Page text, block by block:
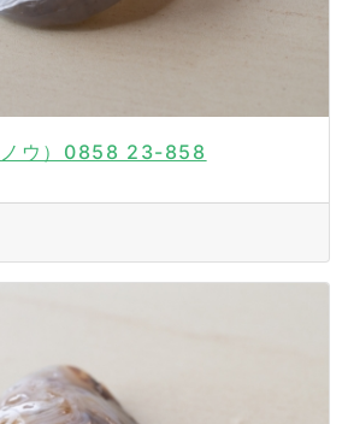
ノウ）0858 23-858